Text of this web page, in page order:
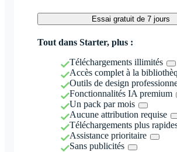
Essai gratuit de 7 jours
Tout dans Starter, plus :
Téléchargements illimités
Accès complet à la
Outils de design
Fonctionnalités IA premium
Un pack par mois
Aucune attribution requise
Téléchargements plus
Assistance prioritaire
Sans publicités